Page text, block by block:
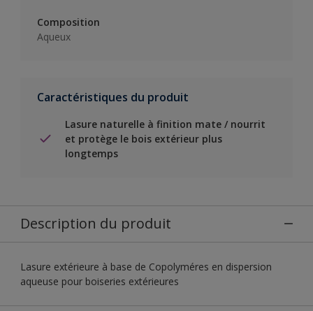
Composition
Aqueux
Caractéristiques du produit
Lasure naturelle à finition mate / nourrit
et protège le bois extérieur plus
longtemps
Description du produit
Lasure extérieure à base de Copolyméres en dispersion
aqueuse pour boiseries extérieures